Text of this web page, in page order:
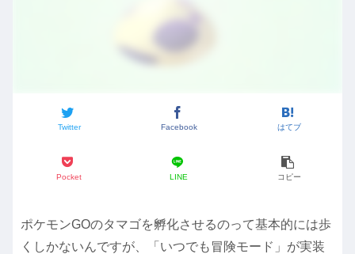
Twitter Facebook はてブ
Pocket LINE コピー
ポケモンGOのタマゴを孵化させるのって基本的には歩
くしかないんですが、「いつでも冒険モード」が実装